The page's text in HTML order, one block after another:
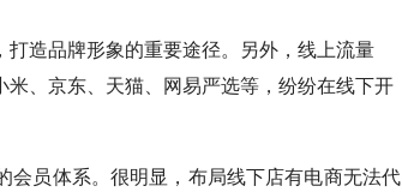
造品牌形象的重要途径。另外，线上流量
、京东、天猫、网易严选等，纷纷在线下开
会员体系。很明显，布局线下店有电商无法代